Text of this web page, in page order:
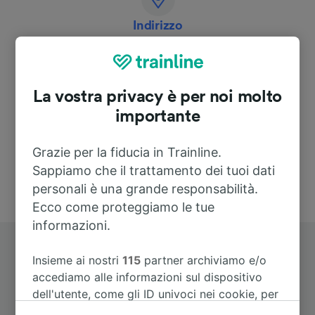
Indirizzo
Buschkampstraße
Deutschland
La vostra privacy è per noi molto
importante
Grazie per la fiducia in Trainline.
Sappiamo che il trattamento dei tuoi dati
personali è una grande responsabilità.
Ecco come proteggiamo le tue
informazioni.
Insieme ai nostri115 partner archiviamo e/o
accediamo alle informazioni sul dispositivo
dell'utente, come gli ID univoci nei cookie, per